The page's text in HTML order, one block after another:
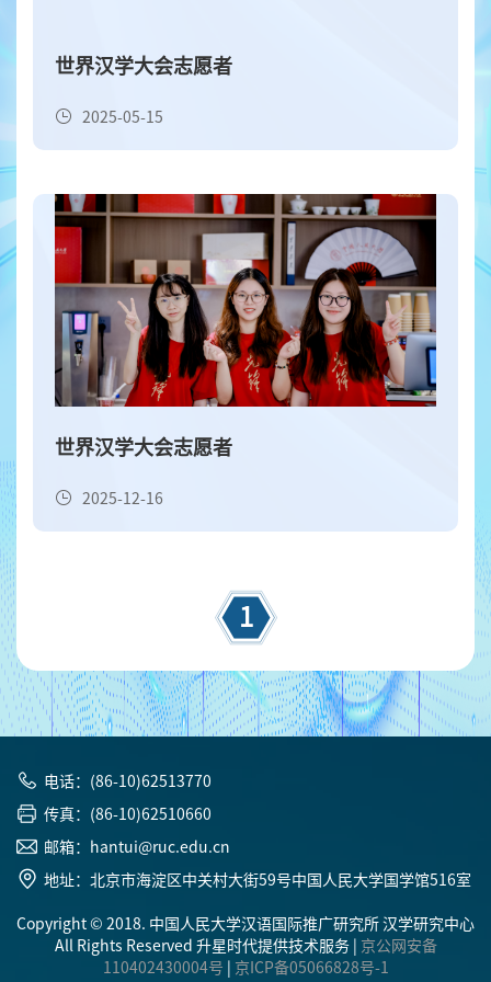
世界汉学大会志愿者
2025-05-15
世界汉学大会志愿者
2025-12-16
1
电话：(86-10)62513770
传真：(86-10)62510660
邮箱：hantui@ruc.edu.cn
地址：北京市海淀区中关村大街59号中国人民大学国学馆516室
Copyright © 2018. 中国人民大学汉语国际推广研究所 汉学研究中心
All Rights Reserved 升星时代提供技术服务 | 京公网安备
110402430004号 | 京ICP备05066828号-1